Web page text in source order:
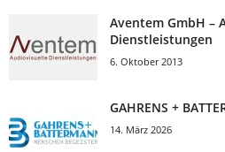
Aventem GmbH –
Dienstleistungen
6. Oktober 2013
GAHRENS +
14. März 2026